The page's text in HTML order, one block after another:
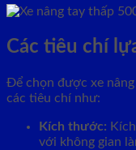
Các tiêu chí
Để chọn được xe
các tiêu chí như:
Kích thước:
với không gian